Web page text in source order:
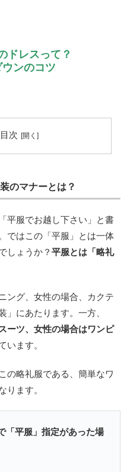
ドレスって？
ンのコツ
次
のマナーとは？
平服でお越し下さい」と書
ではこの「平服」とは一体
しょうか？ 平服とは「略礼
ング、女性の場合、カクテ
」にあたります。一方、
ーツ、女性の場合はワンピ
います。
の略礼服である、簡単なワ
ります。
「平服」指定があった場